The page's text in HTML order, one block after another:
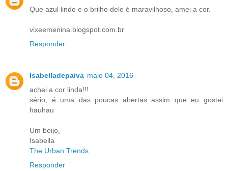
Que azul lindo e o brilho dele é maravilhoso, amei a cor.
vixeemenina.blogspot.com.br
Responder
Isabelladepaiva maio 04, 2016
achei a cor linda!!!
sério, é uma das poucas abertas assim que eu gostei
hauhau
Um beijo,
Isabella
The Urban Trends
Responder